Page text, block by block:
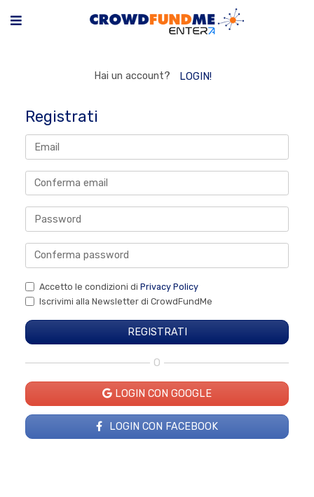
Hai un account? LOGIN!
Registrati
Accetto le condizioni di Privacy Policy
Iscrivimi alla Newsletter di CrowdFundMe
O
LOGIN CON GOOGLE
LOGIN CON FACEBOOK